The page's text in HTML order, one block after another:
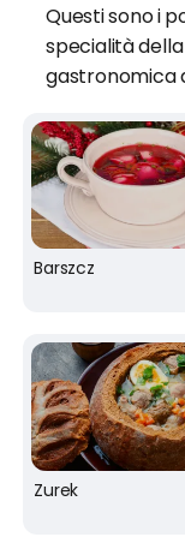
Questi sono i
specialità
gastronomica
Barszcz
Zurek